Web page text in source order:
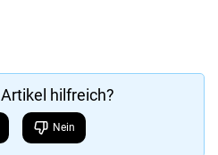
hilfreich?
Nein